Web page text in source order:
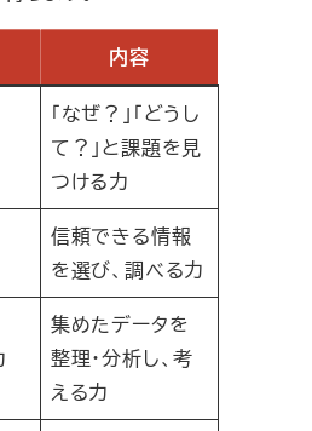
内容
「なぜ？」「どうし
て？」と課題を見
つける力
信頼できる情報
を選び、調べる力
集めたデータを
整理・分析し、考
える力